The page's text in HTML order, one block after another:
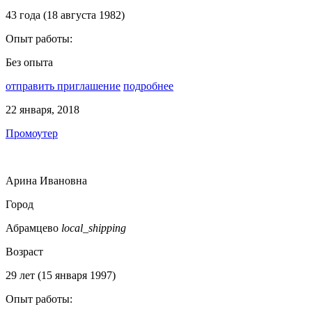
43 года (18 августа 1982)
Опыт работы:
Без опыта
отправить приглашение подробнее
22 января, 2018
Промоутер
Арина Ивановна
Город
Абрамцево local_shipping
Возраст
29 лет (15 января 1997)
Опыт работы: